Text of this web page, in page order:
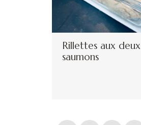
Rillettes aux deux
saumons